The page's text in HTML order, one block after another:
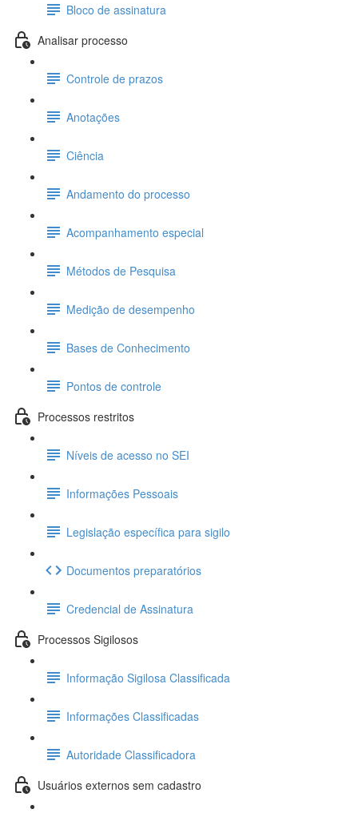
Bloco de assinatura
Analisar processo
Controle de prazos
Anotações
Ciência
Andamento do processo
Acompanhamento especial
Métodos de Pesquisa
Medição de desempenho
Bases de Conhecimento
Pontos de controle
Processos restritos
Níveis de acesso no SEI
Informações Pessoais
Legislação específica para sigilo
Documentos preparatórios
Credencial de Assinatura
Processos Sigilosos
Informação Sigilosa Classificada
Informações Classificadas
Autoridade Classificadora
Usuários externos sem cadastro